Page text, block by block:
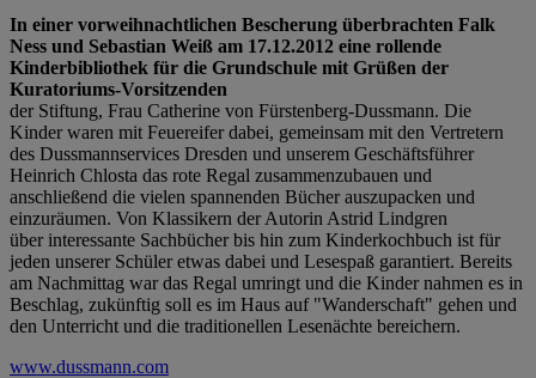
In einer vorweihnachtlichen Bescherung überbrachten Falk
Ness und Sebastian Weiß am 17.12.2012 eine rollende
Kinderbibliothek für die Grundschule mit Grüßen der
Kuratoriums-Vorsitzenden
der Stiftung, Frau Catherine von Fürstenberg-Dussmann. Die
Kinder waren mit Feuereifer dabei, gemeinsam mit den Vertretern
des Dussmannservices Dresden und unserem Geschäftsführer
Heinrich Chlosta das rote Regal zusammenzubauen und
anschließend die vielen spannenden Bücher auszupacken und
einzuräumen. Von Klassikern der Autorin Astrid Lindgren
über interessante Sachbücher bis hin zum Kinderkochbuch ist für
jeden unserer Schüler etwas dabei und Lesespaß garantiert. Bereits
am Nachmittag war das Regal umringt und die Kinder nahmen es in
Beschlag, zukünftig soll es im Haus auf "Wanderschaft" gehen und
den Unterricht und die traditionellen Lesenächte bereichern.
www.dussmann.com